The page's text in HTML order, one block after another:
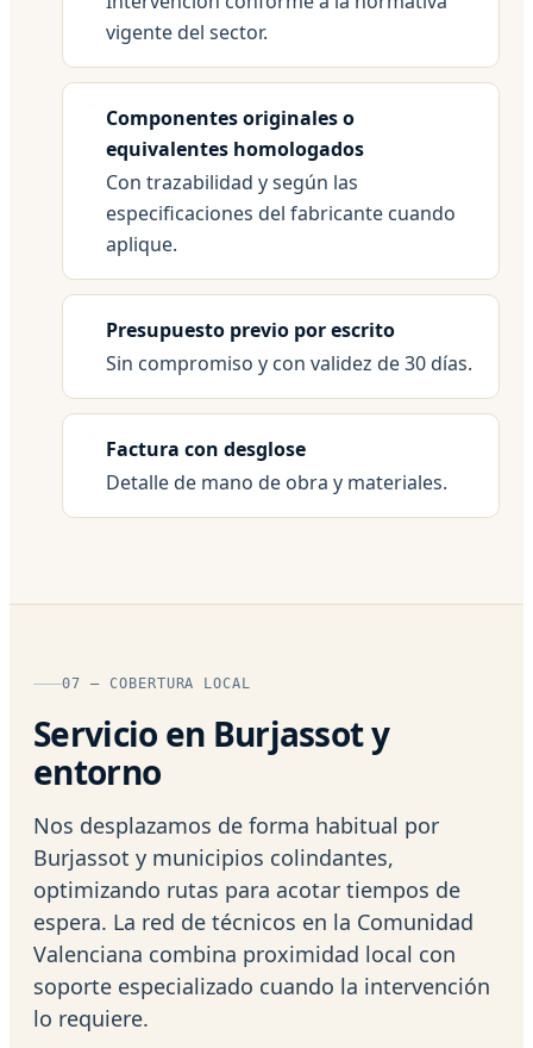
vigente del sector.
Componentes originales o
equivalentes homologados
Con trazabilidad y según las
especificaciones del fabricante cuando
aplique.
Presupuesto previo por escrito
Sin compromiso y con validez de 30 días.
Factura con desglose
Detalle de mano de obra y materiales.
07 — COBERTURA LOCAL
Servicio en Burjassot y
entorno
Nos desplazamos de forma habitual por
Burjassot y municipios colindantes,
optimizando rutas para acotar tiempos de
espera. La red de técnicos en la Comunidad
Valenciana combina proximidad local con
soporte especializado cuando la intervención
lo requiere.